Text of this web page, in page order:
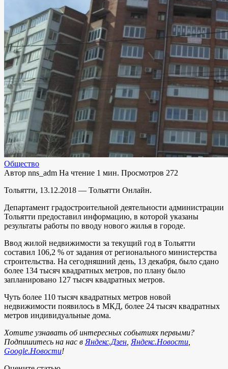
Общество
Автор nns_adm На чтение 1 мин. Просмотров 272
Тольятти, 13.12.2018 — Тольятти Онлайн.
Департамент градостроительной деятельности администрации
Тольятти предоставил информацию, в которой указаны
результаты работы по вводу нового жилья в городе.
Ввод жилой недвижимости за текущий год в Тольятти
составил 106,2 % от задания от регионального министерства
строительства. На сегодняшний день, 13 декабря, было сдано
более 134 тысяч квадратных метров, по плану было
запланировано 127 тысяч квадратных метров.
Чуть более 110 тысяч квадратных метров новой
недвижимости появилось в МКД, более 24 тысяч квадратных
метров индивидуальные дома.
Хотите узнавать об интересных событиях первыми?
Подпишитесь на нас в Яндекс.Дзен Яндекс.Новости
Google.Новости!